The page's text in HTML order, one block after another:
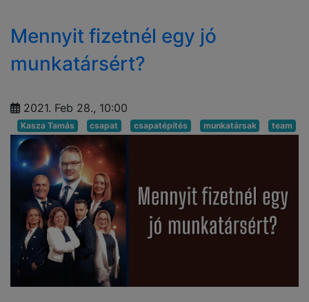
Mennyit fizetnél egy jó
munkatársért?
2021. Feb 28., 10:00
Kasza Tamás csapat csapatépítés munkatársak team